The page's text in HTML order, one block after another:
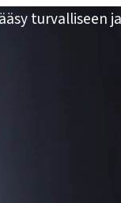
turvalliseen